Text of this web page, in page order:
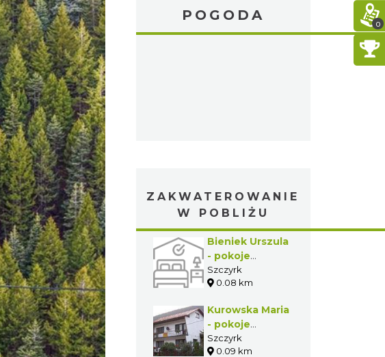
POGODA
ZAKWATEROWANIE
W POBLIŻU
Bieniek Urszula
- pokoje
gościnne
Szczyrk
0.08 km
Kurowska Maria
- pokoje
gościnne
Szczyrk
0.09 km
0